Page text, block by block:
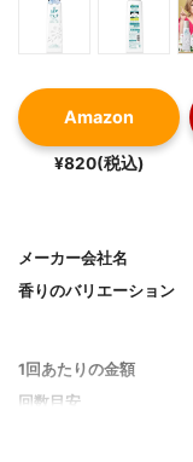
Amazon
¥820(税込)
メーカー会社名
香りのバリエーション
1回あたりの金額
回数目安